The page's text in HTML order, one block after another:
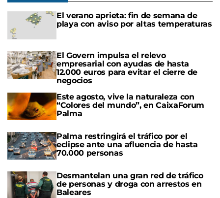
El verano aprieta: fin de semana de
playa con aviso por altas temperaturas
El Govern impulsa el relevo
empresarial con ayudas de hasta
12.000 euros para evitar el cierre de
negocios
Este agosto, vive la naturaleza con
“Colores del mundo”, en CaixaForum
Palma
Palma restringirá el tráfico por el
eclipse ante una afluencia de hasta
70.000 personas
Desmantelan una gran red de tráfico
de personas y droga con arrestos en
Baleares